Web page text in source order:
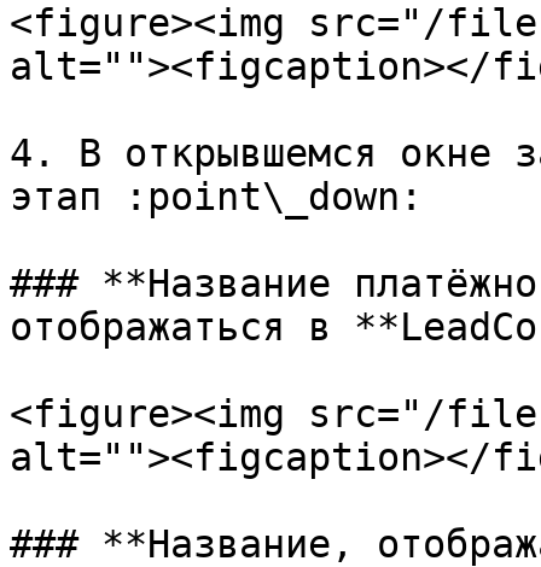
<figure><img src="/
alt=""><figcaption></
4. В открывшемся окне
этап :point\_down:
### **Название
отображаться в
<figure><img src="/files/
alt=""><figcaption></
### **Название,